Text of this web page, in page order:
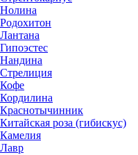
Нолина
Родохитон
Лантана
Гипоэстес
Нандина
Стрелиция
Кофе
Кордилина
Краснотычинник
Китайская роза (гибискус)
Камелия
Лавр